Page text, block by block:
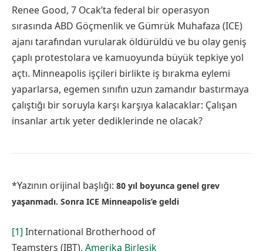
Renee Good, 7 Ocak’ta federal bir operasyon
sırasında ABD Göçmenlik ve Gümrük Muhafaza (ICE)
ajanı tarafından vurularak öldürüldü ve bu olay geniş
çaplı protestolara ve kamuoyunda büyük tepkiye yol
açtı. Minneapolis işçileri birlikte iş bırakma eylemi
yaparlarsa, egemen sınıfın uzun zamandır bastırmaya
çalıştığı bir soruyla karşı karşıya kalacaklar: Çalışan
insanlar artık yeter dediklerinde ne olacak?
*Yazının orijinal başlığı: 80 yıl boyunca genel grev
yaşanmadı. Sonra ICE Minneapolis’e geldi
[1] International Brotherhood of
Teamsters (IBT), Amerika Birleşik